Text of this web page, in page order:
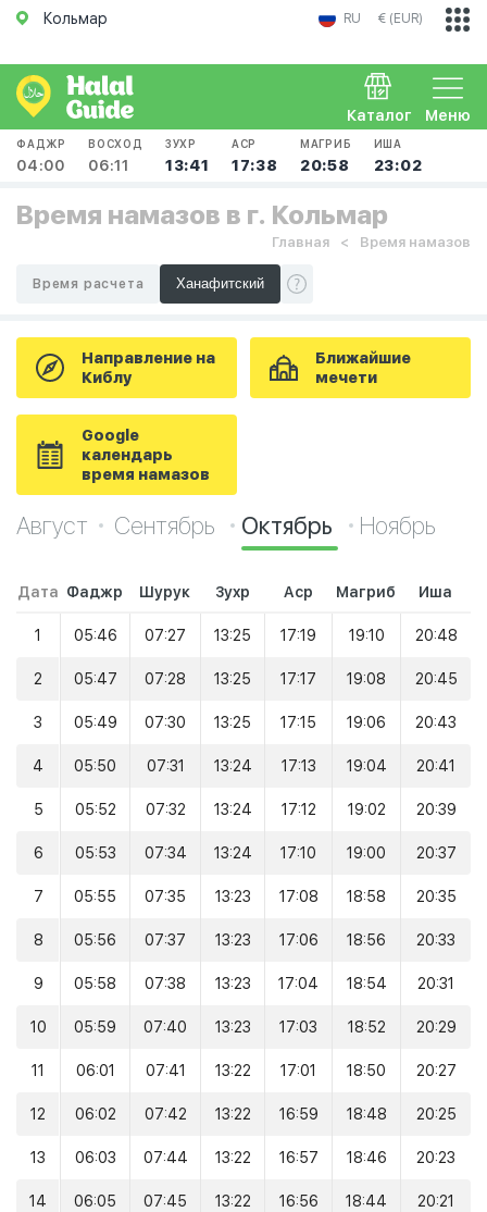
Кольмар RU € (EUR)
Меню
Каталог
ФАДЖР
04:00
ВОСХОД
06:11
ЗУХР
13:41
АСР
17:38
МАГРИБ
20:58
ИША
23:02
Время намазов в г. Кольмар
Главная Время намазов
Время расчета
Направление на
Киблу
Ближайшие
мечети
Google
календарь
время намазов
Август Сентябрь Октябрь Ноябрь
Дата Фаджр Шурук Зухр Аср Магриб Иша
1 05:46 07:27 13:25 17:19 19:10 20:48
2 05:47 07:28 13:25 17:17 19:08 20:45
3 05:49 07:30 13:25 17:15 19:06 20:43
4 05:50 07:31 13:24 17:13 19:04 20:41
5 05:52 07:32 13:24 17:12 19:02 20:39
6 05:53 07:34 13:24 17:10 19:00 20:37
7 05:55 07:35 13:23 17:08 18:58 20:35
8 05:56 07:37 13:23 17:06 18:56 20:33
9 05:58 07:38 13:23 17:04 18:54 20:31
10 05:59 07:40 13:23 17:03 18:52 20:29
11 06:01 07:41 13:22 17:01 18:50 20:27
12 06:02 07:42 13:22 16:59 18:48 20:25
13 06:03 07:44 13:22 16:57 18:46 20:23
14 06:05 07:45 13:22 16:56 18:44 20:21